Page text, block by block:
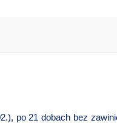
po 21 dobach bez